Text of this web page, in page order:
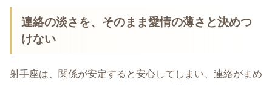
連絡の淡さを、そのまま愛情の薄さと決めつ
けない
射手座は、関係が安定すると安心してしまい、連絡がまめ